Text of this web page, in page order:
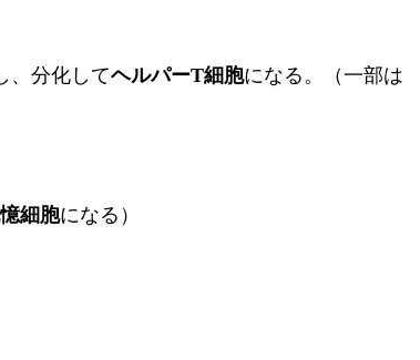
、分化してヘルパーT細胞になる。（一部は
細胞になる）